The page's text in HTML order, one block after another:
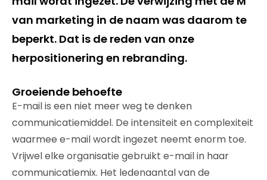
van marketing in de naam was daarom te
beperkt. Dat is de reden van onze
herpositionering en rebranding.
Groeiende behoefte
E-mail is een niet meer weg te denken
communicatiemiddel. De intensiteit en complexiteit
waarmee e-mail wordt ingezet neemt enorm toe.
Vrijwel elke organisatie gebruikt e-mail in haar
communicatiemix. Het ledenaantal van de